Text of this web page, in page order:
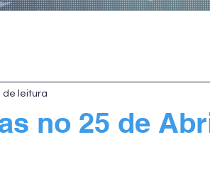
no 25 de
de leitura